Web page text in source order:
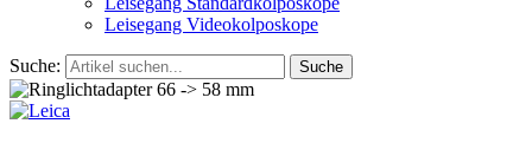
Leisegang Videokolposkope
Suche: Suche